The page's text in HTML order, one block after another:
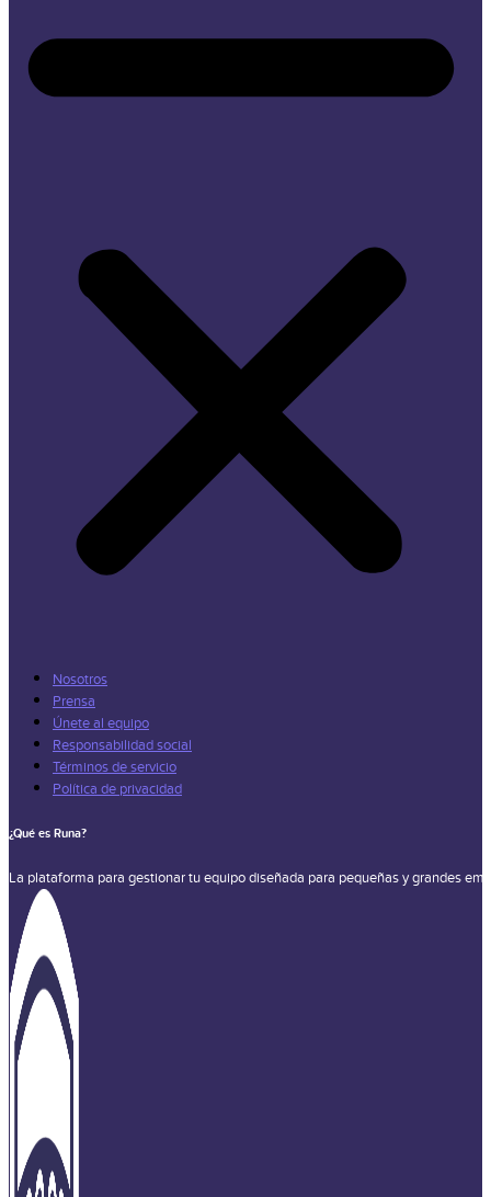
Nosotros
Prensa
Únete al equipo
Responsabilidad social
Términos de servicio
Política de privacidad
¿Qué es Runa?
La plataforma para gestionar tu equipo diseñada para pequeñas y grandes